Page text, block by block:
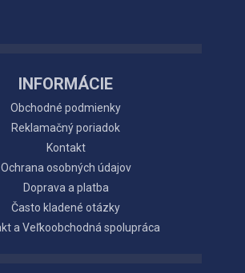
INFORMÁCIE
Obchodné podmienky
Reklamačný poriadok
Kontakt
Ochrana osobných údajov
Doprava a platba
Často kladené otázky
a Veľkoobchodná spolupráca